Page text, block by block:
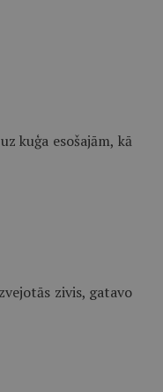
kuģa esošajām, kā
zivis, gatavo